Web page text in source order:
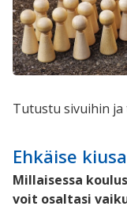
Tutustu sivuihin ja
Ehkäise
Millaisessa
voit osaltasi